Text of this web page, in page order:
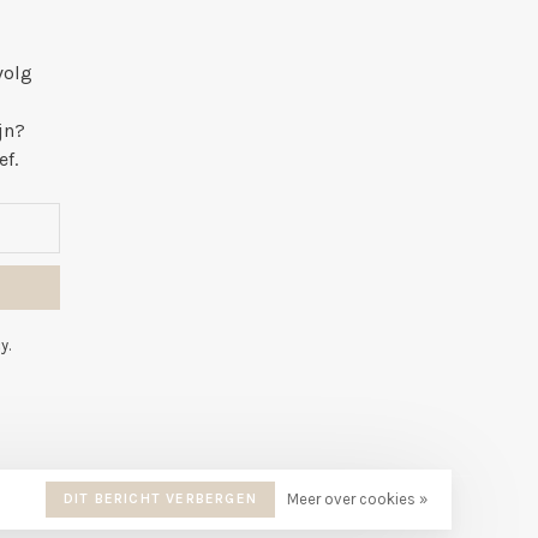
DIT BERICHT VERBERGEN Meer over cookies »